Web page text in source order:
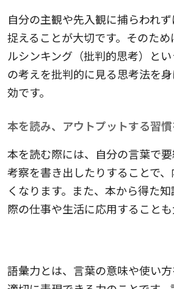
自分の主観や先入観に捕らわれ
捉えることが大切です。そのた
ルシンキング（批判的思考）と
の考えを批判的に見る思考法を
効です。
本を読み、アウトプットする習
本を読む際には、自分の言葉で
考察を書き出したりすることで
くなります。また、本から得た
際の仕事や生活に応用することも
語彙力とは、言葉の意味や使い方